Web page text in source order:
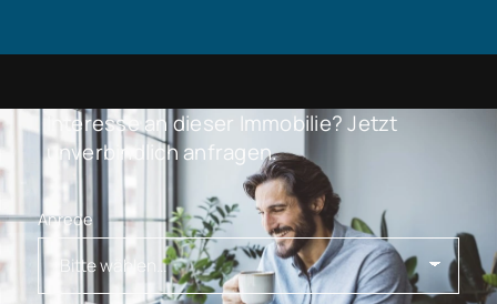
Interesse an dieser Immobilie? Jetzt
unverbindlich anfragen.
Anrede